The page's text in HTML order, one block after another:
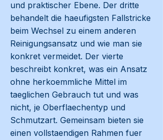
und praktischer Ebene. Der dritte
behandelt die haeufigsten Fallstricke
beim Wechsel zu einem anderen
Reinigungsansatz und wie man sie
konkret vermeidet. Der vierte
beschreibt konkret, was ein Ansatz
ohne herkoemmliche Mittel im
taeglichen Gebrauch tut und was
nicht, je Oberflaechentyp und
Schmutzart. Gemeinsam bieten sie
einen vollstaendigen Rahmen fuer